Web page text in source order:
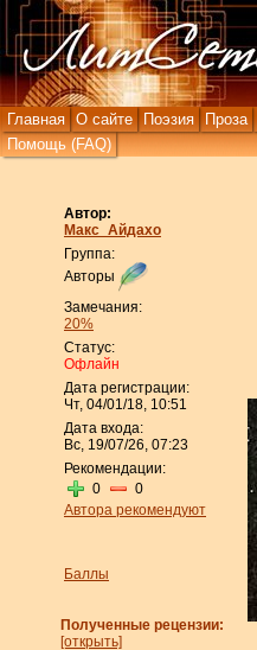
Главная О сайте Поэзия Проза
Помощь (FAQ)
Автор:
Макс_Айдахо
Группа:
Авторы
Замечания:
20%
Статус:
Офлайн
Дата регистрации:
Чт, 04/01/18, 10:51
Дата входа:
Вс, 19/07/26, 07:23
Рекомендации:
0
0
Автора рекомендуют
Баллы
Полученные рецензии:
[открыть]